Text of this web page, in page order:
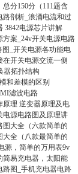
分150分（111题含
剖析_浪涌电流和过
3842电源芯片讲解
案_24v开关电源电路
图_开关电源各功能电
开关电源交流一侧
器拓扑结构
和差模的区别
滤波电路
原理 逆变器原理及电
电源电路图及原理讲
图大全（六款简单的
大全（八款最简单的
源，简单的万用表9v
简易充电器，太阳能
路图_手机充电器电路